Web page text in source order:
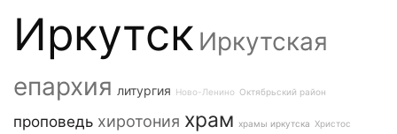
Иркутск Иркутская
епархия литургия Ново-Ленино Октябрьский район
проповедь хиротония храм храмы иркутска Христос